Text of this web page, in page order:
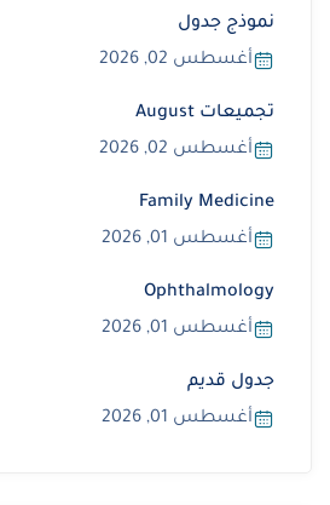
نموذج جدول
أغسطس 02, 2026
تجميعات August
أغسطس 02, 2026
Family Medicine
أغسطس 01, 2026
Ophthalmology
أغسطس 01, 2026
جدول قديم
أغسطس 01, 2026